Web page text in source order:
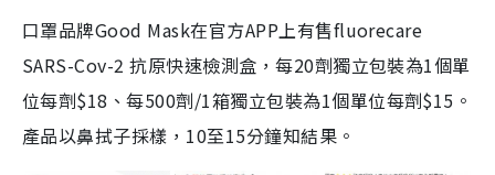
口罩品牌Good Mask在官方APP上有售fluorecare
SARS-Cov-2 抗原快速檢測盒，每20劑獨立包裝為1個單
位每劑$18、每500劑/1箱獨立包裝為1個單位每劑$15。
產品以鼻拭子採樣，10至15分鐘知結果。